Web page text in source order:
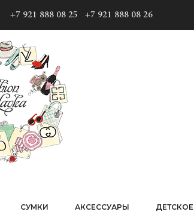
+7 921 888 08 25 +7 921 888 08 26
СУМКИ АКСЕССУАРЫ ДЕТСКОЕ